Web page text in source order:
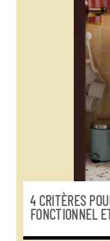
4 CRITÈRES
FONCTIONNEL